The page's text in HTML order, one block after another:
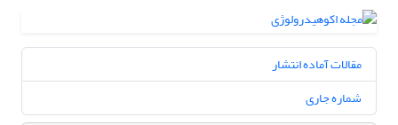
مقالات آماده انتشار
شماره جاری